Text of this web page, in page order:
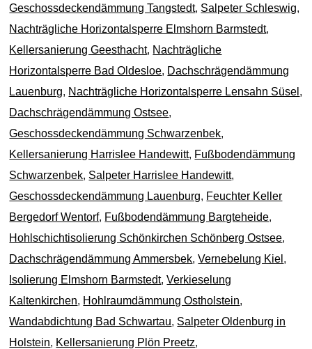
Geschossdeckendämmung Tangstedt, Salpeter Schleswig,
Nachträgliche Horizontalsperre Elmshorn Barmstedt,
Kellersanierung Geesthacht, Nachträgliche
Horizontalsperre Bad Oldesloe, Dachschrägendämmung
Lauenburg, Nachträgliche Horizontalsperre Lensahn Süsel ,
Dachschrägendämmung Ostsee,
Geschossdeckendämmung Schwarzenbek,
Kellersanierung Harrislee Handewitt, Fußbodendämmung
Schwarzenbek, Salpeter Harrislee Handewitt,
Geschossdeckendämmung Lauenburg, Feuchter Keller
Bergedorf Wentorf, Fußbodendämmung Bargteheide,
Hohlschichtisolierung Schönkirchen Schönberg Ostsee,
Dachschrägendämmung Ammersbek,Vernebelung Kiel ,
Isolierung Elmshorn Barmstedt,Verkieselung
Kaltenkirchen, Hohlraumdämmung Ostholstein,
Wandabdichtung Bad Schwartau, Salpeter Oldenburg in
Holstein, Kellersanierung Plön Preetz,